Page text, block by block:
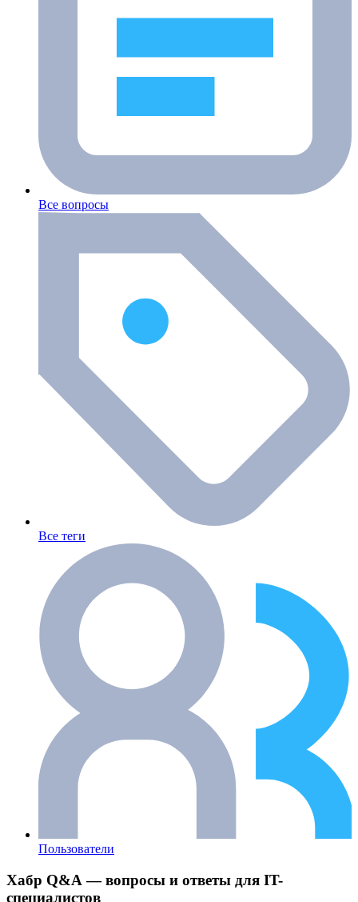
Все вопросы
Все теги
Пользователи
Хабр Q&A — вопросы и ответы для IT-
специалистов